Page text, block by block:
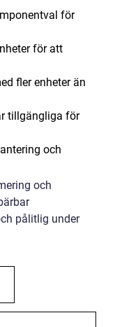
för
för att
fler enheter än
tillgängliga för
och
och
pålitlig under